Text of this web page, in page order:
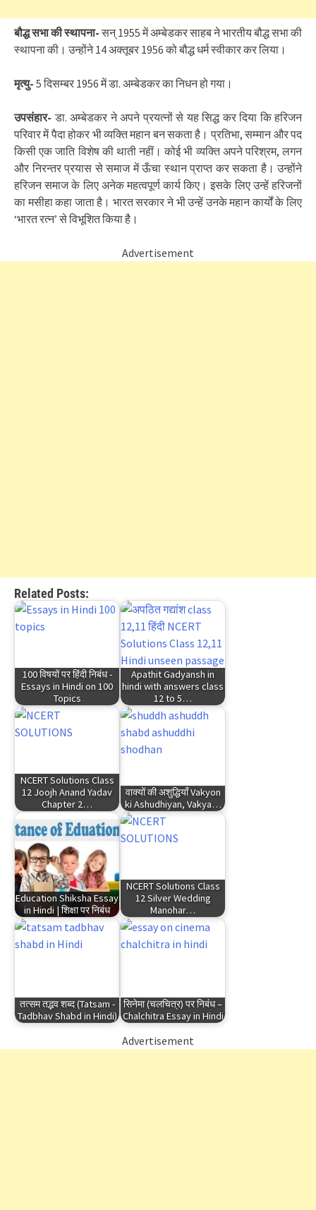
बौद्ध सभा की स्थापना-सन् 1955 में अम्बेडकर साहब ने भारतीय बौद्ध सभा की
स्थापना की। उन्होंने 14 अक्तूबर 1956 को बौद्ध धर्म स्वीकार कर लिया।
मृत्यु- 5 दिसम्बर 1956 में डा. अम्बेडकर का निधन हो गया।
उपसंहार- डा. अम्बेडकर ने अपने प्रयत्नों से यह सिद्ध कर दिया कि हरिजन
परिवार में पैदा होकर भी व्यक्ति महान बन सकता है। प्रतिभा, सम्मान और पद
किसी एक जाति विशेष की थाती नहीं। कोई भी व्यक्ति अपने परिश्रम, लगन
और निरन्तर प्रयास से समाज में ऊँचा स्थान प्राप्त कर सकता है। उन्होंने
हरिजन समाज के लिए अनेक महत्वपूर्ण कार्य किए। इसके लिए उन्हें हरिजनों
का मसीहा कहा जाता है। भारत सरकार ने भी उन्हें उनके महान कार्यों के लिए
‘भारत रत्न’ से विभूशित किया है।
Advertisement
Related Posts:
100 विषयों पर हिंदी निबंध -
Essays in Hindi on 100
Topics
Apathit Gadyansh in
hindi with answers class
12 to 5…
NCERT Solutions Class
12 Joojh Anand Yadav
Chapter 2…
वाक्यों की अशुद्धियाँ Vakyon
ki Ashudhiyan, Vakya…
Education Shiksha Essay
in Hindi | शिक्षा पर निबंध
NCERT Solutions Class
12 Silver Wedding
Manohar…
तत्सम तद्भव शब्द (Tatsam -
Tadbhav Shabd in Hindi)
सिनेमा (चलचित्र) पर निबंध –
Chalchitra Essay in Hindi
Advertisement